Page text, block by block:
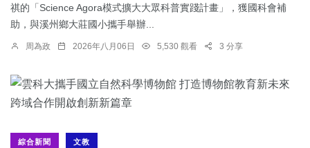
祺的「Science Agora模式擴大大眾科普實踐計畫」，獲國科會補
助，與溪州鄉大莊國小攜手舉辦...
周為政 2026年八月06日 5,530 觀看 3 分享
綜合新聞 文教